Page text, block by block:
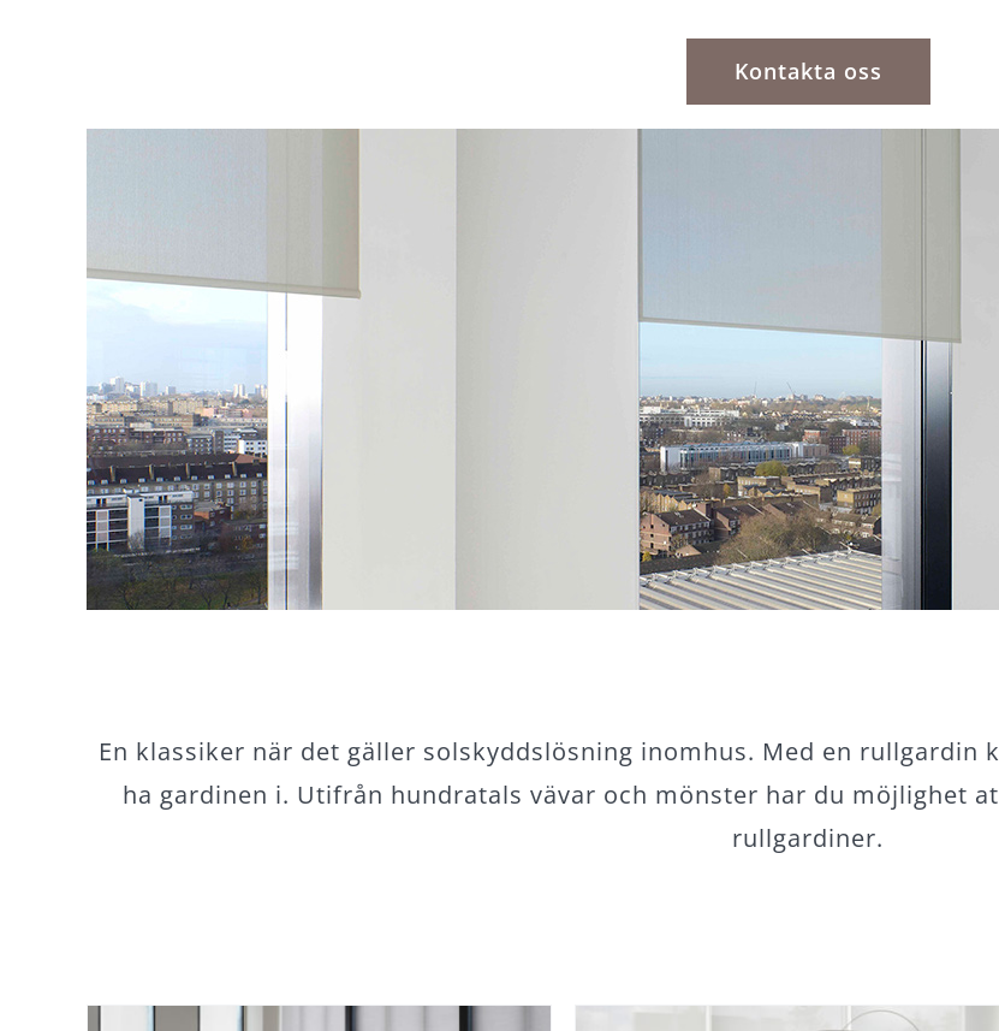
Kontakta oss
En klassiker när det gäller solskyddslösning inomhus. Med en rullgardin
ha gardinen i. Utifrån hundratals vävar och mönster har du möjlighet
rullgardiner.